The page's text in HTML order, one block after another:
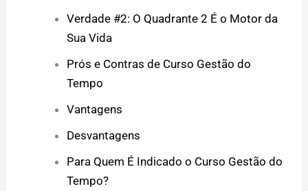
Verdade #2: O Quadrante 2 É o Motor da
Sua Vida
Prós e Contras de Curso Gestão do
Tempo
Vantagens
Desvantagens
Para Quem É Indicado o Curso Gestão do
Tempo?